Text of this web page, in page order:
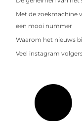
Met de zoekmachine
een mooi nummer
Waarom het nieuws
Veel instagram